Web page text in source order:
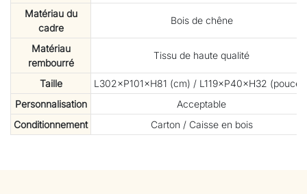
Matériau du
cadre
Bois de chêne
Matériau
rembourré
Tissu de haute qualité
Taille
L302×P101×H81 (cm) / L119×P40×H32
Personnalisation
Acceptable
Conditionnement
Carton / Caisse en bois